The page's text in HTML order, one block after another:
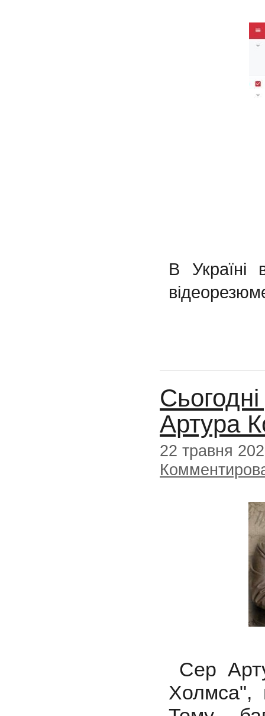
В Україні
Артура
22 травня
Сер
Холмса",